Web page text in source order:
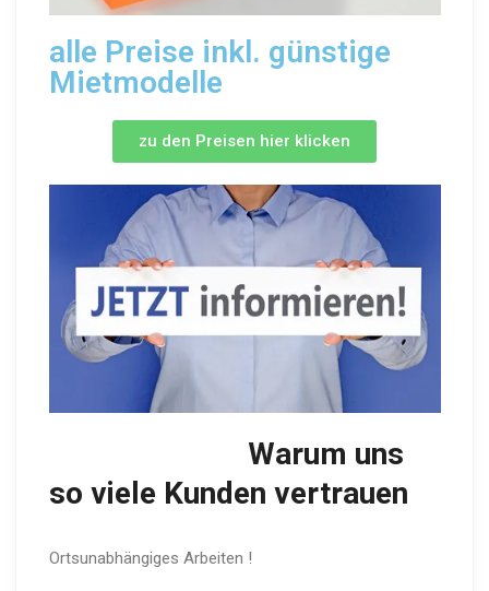
alle Preise inkl. günstige
Mietmodelle
zu den Preisen hier klicken
Warum uns
so viele Kunden vertrauen
Ortsunabhängiges Arbeiten !